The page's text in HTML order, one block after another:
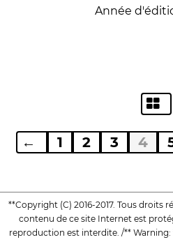
Année
← 1 2 3 4
**Copyright (C) 2016-2017. Tous droits
contenu de ce site Internet est
reproduction est interdite. /**